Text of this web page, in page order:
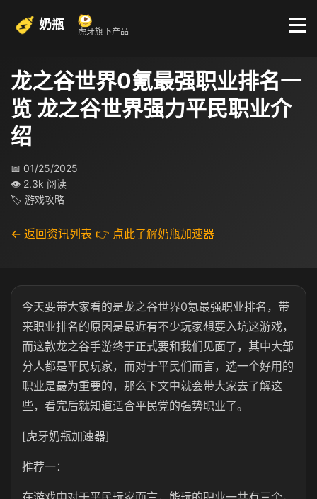
奶瓶 虎牙旗下产品
龙之谷世界0氪最强职业排名一
览 龙之谷世界强力平民职业介
绍
📅 01/25/2025
👁 2.3k 阅读
🏷 游戏攻略
← 返回资讯列表 👉 点此了解奶瓶加速器
今天要带大家看的是龙之谷世界0氪最强职业排名，带
来职业排名的原因是最近有不少玩家想要入坑这游戏，
而这款龙之谷手游终于正式要和我们见面了，其中大部
分人都是平民玩家，而对于平民们而言，选一个好用的
职业是最为重要的，那么下文中就会带大家去了解这
些，看完后就知道适合平民党的强势职业了。
[虎牙奶瓶加速器]
推荐一：